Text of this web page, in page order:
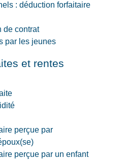
: déduction forfaitaire
de contrat
par les jeunes
et rentes
perçue par
perçue par un enfant